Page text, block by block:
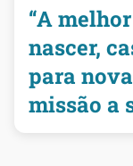
“A
nascer,
para
missão a